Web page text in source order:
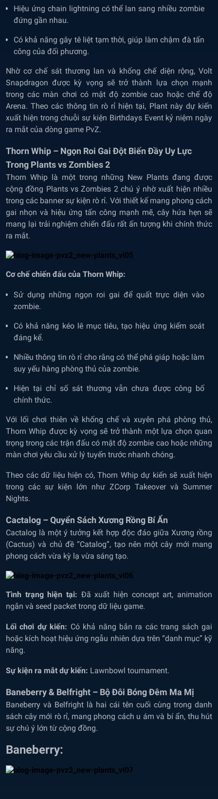
Hiệu ứng chain lightning có thể lan sang nhiều zombie
đứng gần nhau.
Có khả năng gây tê liệt tạm thời, giúp làm chậm đà tấn
công của đối phương.
Nhờ cơ chế sát thương lan và khống chế diện rộng, Volt
Snapdragon được kỳ vọng sẽ trở thành lựa chọn mạnh
trong các màn chơi có mật độ zombie cao hoặc chế độ
Arena. Theo các thông tin rò rỉ hiện tại, Plant này dự kiến
xuất hiện trong chuỗi sự kiện Birthdays Event kỷ niệm ngày
ra mắt của dòng game PvZ.
Thorn Whip – Ngọn Roi Gai Đột Biến Đầy Uy Lực
Trong Plants vs Zombies 2
Thorn Whip là một trong những New Plants đang được
cộng đồng Plants vs Zombies 2 chú ý nhờ xuất hiện nhiều
trong các banner sự kiện rò rỉ. Với thiết kế mang phong cách
gai nhọn và hiệu ứng tấn công mạnh mẽ, cây hứa hẹn sẽ
mang lại trải nghiệm chiến đấu rất ấn tượng khi chính thức
ra mắt.
Cơ chế chiến đấu của Thorn Whip:
Sử dụng những ngọn roi gai để quất trực diện vào
zombie.
Có khả năng kéo lê mục tiêu, tạo hiệu ứng kiểm soát
đáng kể.
Nhiều thông tin rò rỉ cho rằng có thể phá giáp hoặc làm
suy yếu hàng phòng thủ của zombie.
Hiện tại chỉ số sát thương vẫn chưa được công bố
chính thức.
Với lối chơi thiên về khống chế và xuyên phá phòng thủ,
Thorn Whip được kỳ vọng sẽ trở thành một lựa chọn quan
trọng trong các trận đấu có mật độ zombie cao hoặc những
màn chơi yêu cầu xử lý tuyến trước nhanh chóng.
Theo các dữ liệu hiện có, Thorn Whip dự kiến sẽ xuất hiện
trong các sự kiện lớn như ZCorp Takeover và Summer
Nights.
Cactalog – Quyển Sách Xương Rồng Bí Ẩn
Cactalog là một ý tưởng kết hợp độc đáo giữa Xương rồng
(Cactus) và chủ đề “Catalog”, tạo nên một cây mới mang
phong cách vừa kỳ lạ vừa sáng tạo.
Tình trạng hiện tại: Đã xuất hiện concept art, animation
ngắn và seed packet trong dữ liệu game.
Lối chơi dự kiến: Có khả năng bắn ra các trang sách gai
hoặc kích hoạt hiệu ứng ngẫu nhiên dựa trên “danh mục” kỹ
năng.
Sự kiện ra mắt dự kiến: Lawnbowl tournament.
Baneberry & Belfright – Bộ Đôi Bóng Đêm Ma Mị
Baneberry và Belfright là hai cái tên cuối cùng trong danh
sách cây mới rò rỉ, mang phong cách u ám và bí ẩn, thu hút
sự chú ý lớn từ cộng đồng.
Baneberry: